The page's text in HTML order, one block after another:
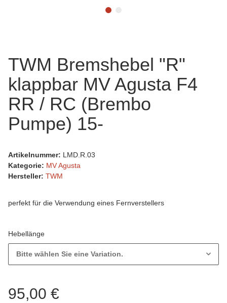
TWM Bremshebel "R"
klappbar MV Agusta F4
RR / RC (Brembo
Pumpe) 15-
Artikelnummer: LMD.R.03
Kategorie: MV Agusta
Hersteller: TWM
perfekt für die Verwendung eines Fernverstellers
Hebellänge
Bitte wählen Sie eine Variation.
95,00 €